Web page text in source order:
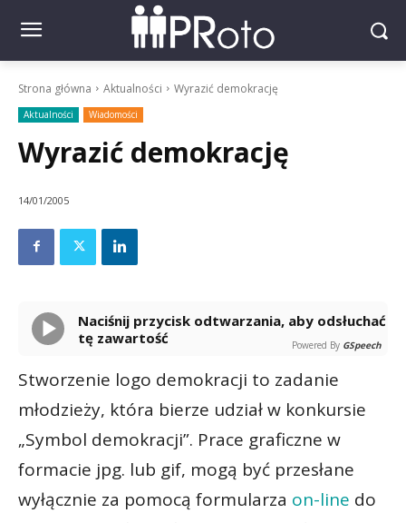
Strona główna Aktualności Wyrazić demokrację
Aktualności Wiadomości
Wyrazić demokrację
14/01/2005
Naciśnij przycisk odtwarzania, aby odsłuchać
tę zawartość
Powered By GSpeech
Stworzenie logo demokracji to zadanie
młodzieży, która bierze udział w konkursie
„Symbol demokracji”. Prace graficzne w
formacie jpg. lub gif, mogą być przesłane
wyłącznie za pomocą formularza on-line do